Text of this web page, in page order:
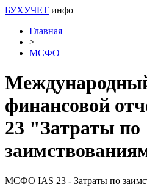
БУХУЧЕТ инфо
Главная
>
МСФО
финансовой
23 "Затраты по
МСФО IAS 23 - Затраты по